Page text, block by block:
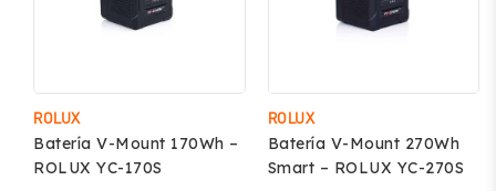
ROLUX
Batería V-Mount 170Wh –
ROLUX YC-170S
ROLUX
Batería V-Mount 270Wh
Smart – ROLUX YC-270S